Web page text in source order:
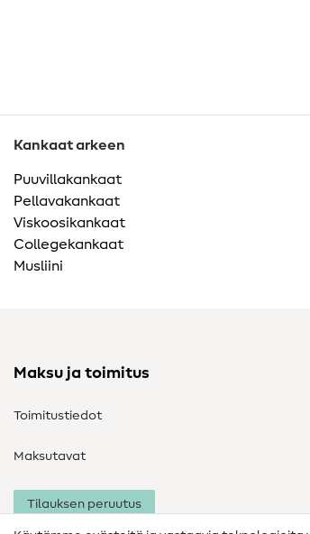
Kankaat arkeen
Puuvillakankaat
Pellavakankaat
Viskoosikankaat
Collegekankaat
Musliini
Maksu ja toimitus
Toimitustiedot
Maksutavat
Tilauksen peruutus